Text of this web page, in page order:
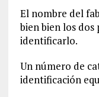
El nombre del
bien bien los
identificarlo.
Un número de
identificación